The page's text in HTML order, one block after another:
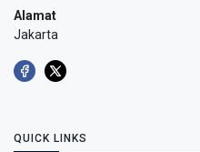
Alamat
Jakarta
QUICK LINKS